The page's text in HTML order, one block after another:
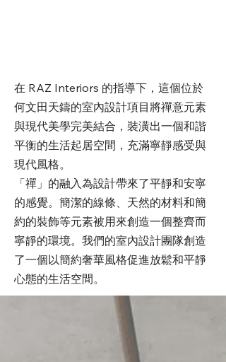
在 RAZ Interiors 的指導下，這個位於
何文田天鑄的室內設計項目將禪意元素
與現代美學完美結合，裝潢出一個和諧
平衡的生活起居空間，充滿寧靜感受與
現代風格。
「禪」的融入為設計帶來了平靜和安寧
的感覺。簡潔的線條、天然的材料和簡
約的裝飾等元素被用來創造一個整齊而
寧靜的環境。我們的室內設計團隊創造
了一個以簡約奢華風格促進放鬆和平靜
心態的生活空間。